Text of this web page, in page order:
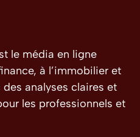
le média en ligne
à l’immobilier et
des analyses claires et
les professionnels et